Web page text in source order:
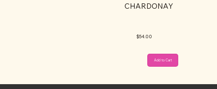
Add to Cart
CHARDONAY
$54.00